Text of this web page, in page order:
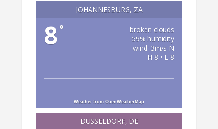
JOHANNESBURG, ZA
8°
broken clouds
59% humidity
wind: 3m/s N
H 8 • L 8
Weather from OpenWeatherMap
DÜSSELDORF, DE